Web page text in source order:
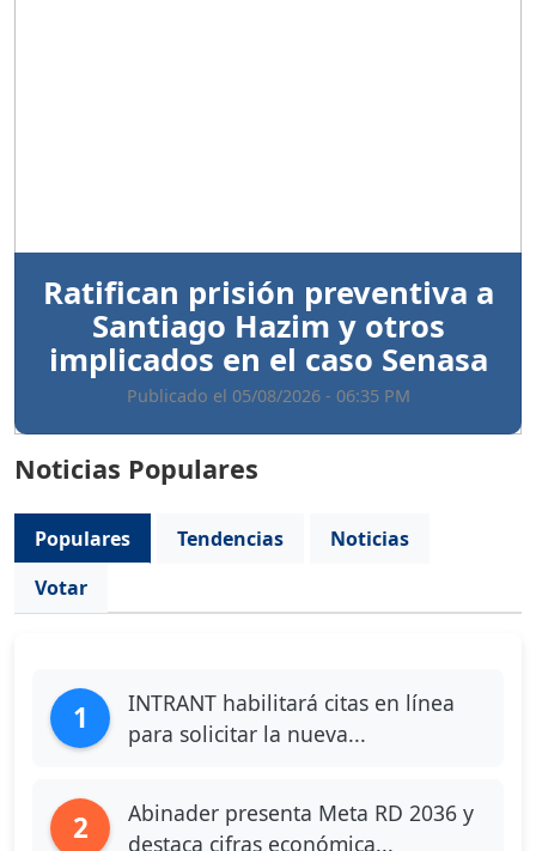
Ratifican prisión preventiva a
Santiago Hazim y otros
implicados en el caso Senasa
Publicado el 05/08/2026 - 06:35 PM
Noticias Populares
Populares Tendencias
Noticias
Votar
1
INTRANT habilitará citas en línea
para solicitar la nueva...
2
Abinader presenta Meta RD 2036 y
destaca cifras económica...